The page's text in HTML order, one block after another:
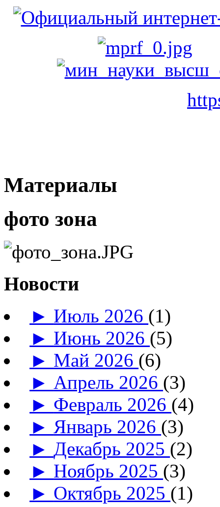
Материалы
фото зона
Новости
► Июль 2026 (1)
► Июнь 2026 (5)
► Май 2026 (6)
► Апрель 2026 (3)
► Февраль 2026 (4)
► Январь 2026 (3)
► Декабрь 2025 (2)
► Ноябрь 2025 (3)
► Октябрь 2025 (1)